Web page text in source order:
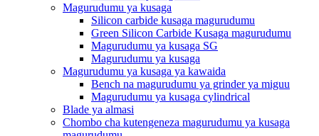
Magurudumu ya kusaga
Silicon carbide kusaga magurudumu
Green Silicon Carbide Kusaga magurudumu
Magurudumu ya kusaga SG
Magurudumu ya kusaga
Magurudumu ya kusaga ya kawaida
Bench na magurudumu ya grinder ya miguu
Magurudumu ya kusaga cylindrical
Blade ya almasi
Chombo cha kutengeneza magurudumu ya kusaga